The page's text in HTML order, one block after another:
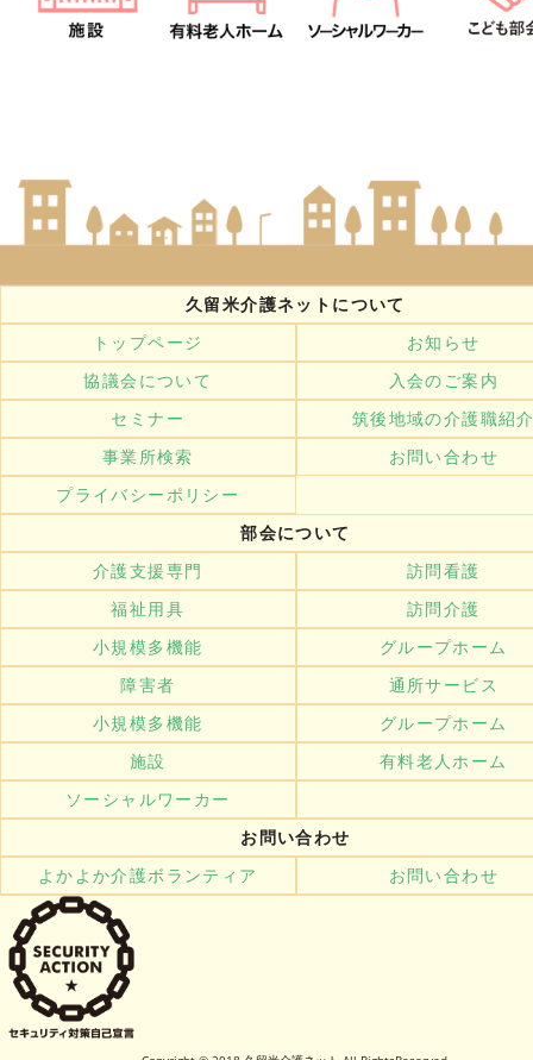
久留米介護ネットについて
トップページ
お知らせ
協議会について
入会のご案内
セミナー
筑後地域の介護職紹
事業所検索
お問い合わせ
プライバシーポリシー
部会について
介護支援専門
訪問看護
福祉用具
訪問介護
小規模多機能
グループホーム
障害者
通所サービス
小規模多機能
グループホーム
施設
有料老人ホーム
ソーシャルワーカー
お問い合わせ
よかよか介護ボランティア
お問い合わせ